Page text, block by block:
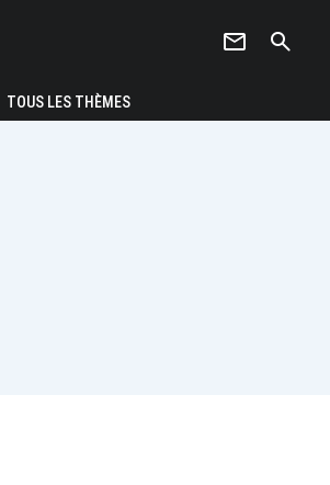
newsletter search
TOUS LES THÈMES